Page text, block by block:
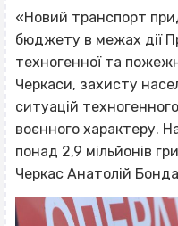
«Новий транспорт
бюджету в межах дії
техногенної та
Черкаси, захисту
ситуацій
воєнного характеру.
понад 2,9 мільйонів
Черкас Анатолій